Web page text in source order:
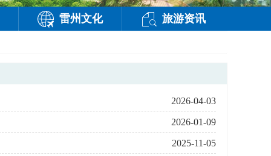
雷州文化 旅游资讯
2026-04-03
2026-01-09
2025-11-05